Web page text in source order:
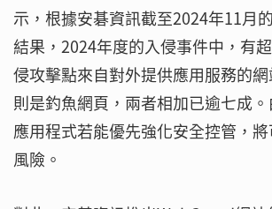
示，根據安碁資訊截至2024年11月
結果，2024年度的入侵事件中，有
侵攻擊點來自對外提供應用服務的
則是釣魚網頁，兩者相加已逾七成
應用程式若能優先強化安全控管，
風險。